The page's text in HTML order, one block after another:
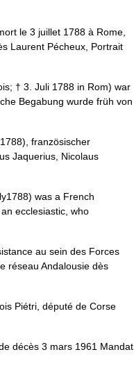
le 3 juillet 1788 à Rome,
Laurent Pécheux, Portrait
† 3. Juli 1788 in Rom) war
Begabung wurde früh von
französischer
Jaquerius, Nicolaus
was a French
ecclesiastic, who
au sein des Forces
réseau Andalousie dès
Piétri, député de Corse
décès 3 mars 1961 Mandat